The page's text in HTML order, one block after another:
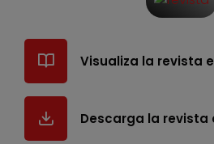
Visualiza la revista
Descarga la